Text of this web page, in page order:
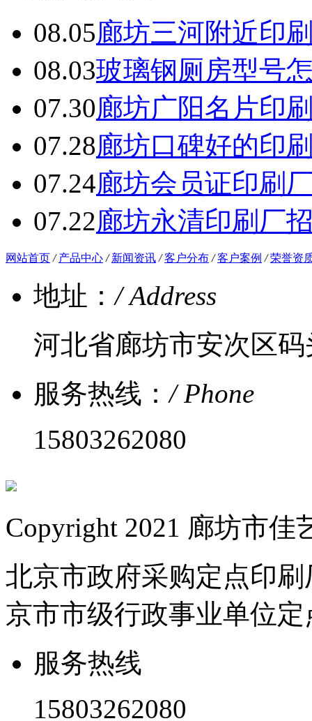
08.05廊坊三河附近印
08.03玻璃钢厕房型号
07.30廊坊广阳名片印
07.28廊坊口碑好的印
07.24廊坊会员证印刷
07.22廊坊永清印刷厂
网站首页 / 产品中心 / 新闻资讯 / 客户分布 / 客户案例 / 荣誉资
地址：/ Address
河北省廊坊市安次区码
服务热线：/ Phone
15803262080
Copyright 2021 廊坊市
北京市政府采购定点印
京市市级行政事业单位
服务热线
15803262080